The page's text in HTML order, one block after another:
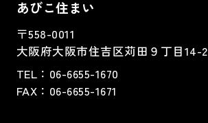
あびこ住まい
〒558-0011
大阪府大阪市住吉区苅田９丁目14-2
TEL： 06-6655-1670
FAX： 06-6655-1671